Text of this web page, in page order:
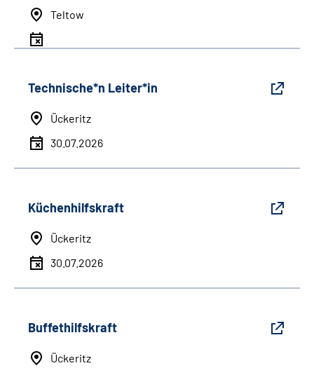
Teltow
Technische*n Leiter*in
Ückeritz
30.07.2026
Küchenhilfskraft
Ückeritz
30.07.2026
Buffethilfskraft
Ückeritz